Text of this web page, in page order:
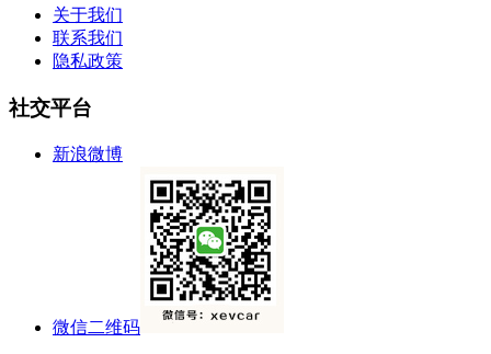
关于我们
联系我们
隐私政策
社交平台
新浪微博
微信二维码